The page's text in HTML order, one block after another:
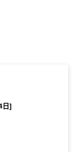
日]